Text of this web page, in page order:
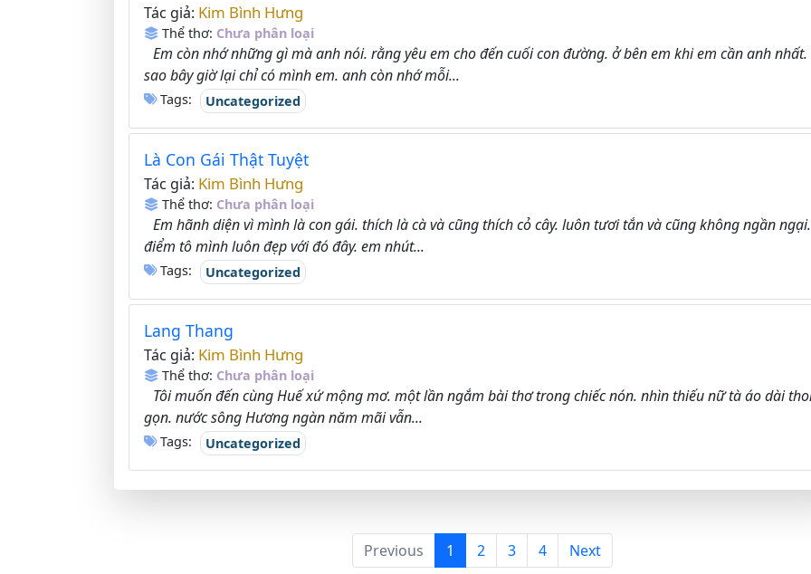
Tác giả: Kim Bình Hưng
Thể thơ: Chưa phân loại
Em còn nhớ những gì mà anh nói. rằng yêu em cho đến cuối con đường. ở bên em khi em cần anh nhất.
sao bây giờ lại chỉ có mình em. anh còn nhớ mỗi...
Tags: Uncategorized
Là Con Gái Thật Tuyệt
Tác giả: Kim Bình Hưng
Thể thơ: Chưa phân loại
Em hãnh diện vì mình là con gái. thích là cà và cũng thích cỏ cây. luôn tươi tắn và cũng không ngần ngại.
điểm tô mình luôn đẹp với đó đây. em nhút...
Tags: Uncategorized
Lang Thang
Tác giả: Kim Bình Hưng
Thể thơ: Chưa phân loại
Tôi muốn đến cùng Huế xứ mộng mơ. một lần ngắm bài thơ trong chiếc nón. nhìn thiếu nữ tà áo dài
gọn. nước sông Hương ngàn năm mãi vẫn...
Tags: Uncategorized
Previous 1 2 3 4 Next